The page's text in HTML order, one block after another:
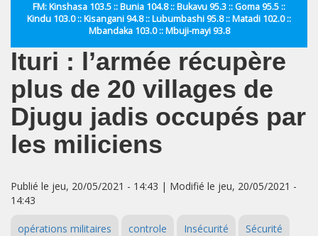
FM: Kinshasa 103.5 :: Bunia 104.8 :: Bukavu 95.3 :: Goma 95.5 ::
Kindu 103.0 :: Kisangani 94.8 :: Lubumbashi 95.8 :: Matadi 102.0 ::
Mbandaka 103.0 :: Mbuji-mayi 93.8
Ituri : l’armée récupère
plus de 20 villages de
Djugu jadis occupés par
les miliciens
Publié le jeu, 20/05/2021 - 14:43 | Modifié le jeu, 20/05/2021 -
14:43
opérations militaires controle Insécurité Sécurité